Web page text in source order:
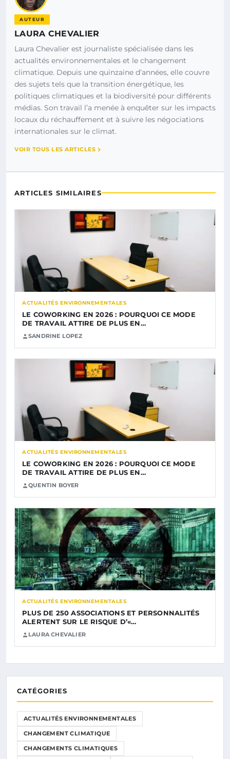
AUTEUR
LAURA CHEVALIER
Laura Chevalier est journaliste spécialisée dans les
actualités environnementales et le changement
climatique. Depuis une quinzaine d’années, elle couvre
des sujets tels que la transition énergétique, les
politiques climatiques et la biodiversité pour différents
médias. Son travail l’a menée à enquêter sur les impacts
locaux du réchauffement et à suivre les négociations
internationales sur le climat.
VOIR TOUS LES ARTICLES
ARTICLES SIMILAIRES
ACTUALITÉS ENVIRONNEMENTALES
LE COWORKING EN 2026 : POURQUOI CE MODE
DE TRAVAIL ATTIRE DE PLUS EN…
SANDRINE LOPEZ
ACTUALITÉS ENVIRONNEMENTALES
LE COWORKING EN 2026 : POURQUOI CE MODE
DE TRAVAIL ATTIRE DE PLUS EN…
QUENTIN BOYER
ACTUALITÉS ENVIRONNEMENTALES
PLUS DE 250 ASSOCIATIONS ET PERSONNALITÉS
ALERTENT SUR LE RISQUE D’«…
LAURA CHEVALIER
CATÉGORIES
ACTUALITÉS ENVIRONNEMENTALES
CHANGEMENT CLIMATIQUE
CHANGEMENTS CLIMATIQUES